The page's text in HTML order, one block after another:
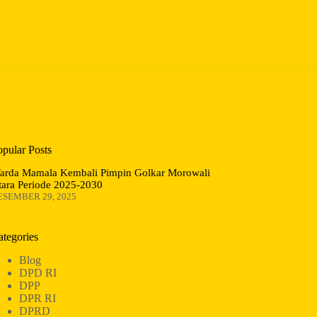
Posts
Mamala Kembali Pimpin Golkar Morowali
Periode 2025-2030
29, 2025
Blog
DPD RI
DPP
DPR RI
DPRD